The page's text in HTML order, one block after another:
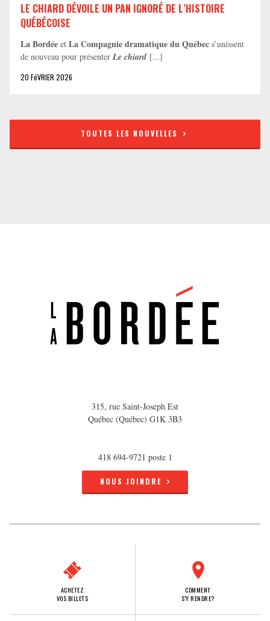
LE CHIARD DÉVOILE UN PAN IGNORÉ DE L’HISTOIRE
QUÉBÉCOISE
La Bordée et La Compagnie dramatique du Québec s’unissent
de nouveau pour présenter Le chiard [...]
20 FéVRIER 2026
TOUTES LES NOUVELLES
315, rue Saint-Joseph Est
Québec (Québec) G1K 3B3
418 694-9721 poste 1
NOUS JOINDRE
ACHETEZ
VOS BILLETS
COMMENT
S'Y RENDRE?